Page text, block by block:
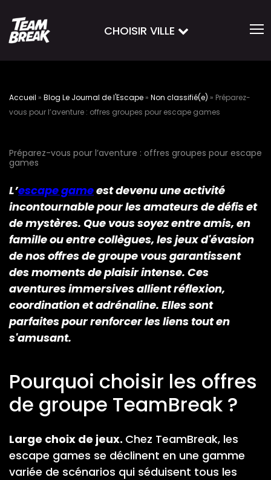
CHOISIR VILLE
Accueil » Blog Le Journal de l'Escape » Non classifié(e) » Préparez-
vous pour l’aventure : offres groupes pour escape games
Préparez-vous pour l’aventure : offres groupes pour escape
games
L’escape gameest devenu une activité
incontournable pour les amateurs de défis et
de mystères. Que vous soyez entre amis, en
famille ou entre collègues, les jeux d'évasion
de nos offres de groupe vous garantissent
des moments de plaisir intense. Ces
aventures immersives allient réflexion,
coordination et adrénaline. Elles sont
parfaites pour renforcer les liens tout en
s'amusant.
Pourquoi choisir les offres
de groupe TeamBreak ?
Large choix de jeux. Chez TeamBreak, les
escape games se déclinent en une gamme
variée de scénarios qui séduisent tous les